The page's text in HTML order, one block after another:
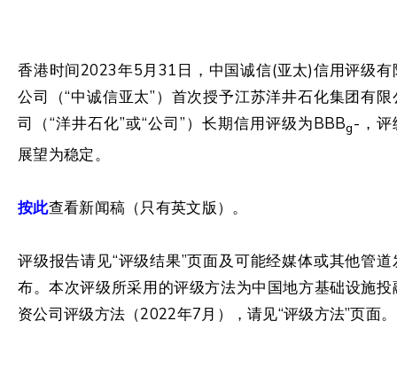
香港时间2023年5月31日，中国诚信(亚太)信用评级有
公司（“中诚信亚太”）首次授予江苏洋井石化集团有限
司（“洋井石化”或“公司”）长期信用评级为BBBg-，评
展望为稳定。
按此查看新闻稿（只有英文版）。
评级报告请见“评级结果”页面及可能经媒体或其他管道
布。本次评级所采用的评级方法为中国地方基础设施投
资公司评级方法（2022年7月），请见“评级方法”页面。